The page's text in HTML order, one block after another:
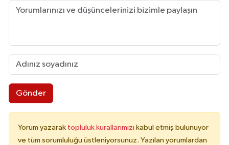
Gönder
Yorum yazarak topluluk kurallarımızı kabul etmiş bulunuyor
ve tüm sorumluluğu üstleniyorsunuz. Yazılan yorumlardan